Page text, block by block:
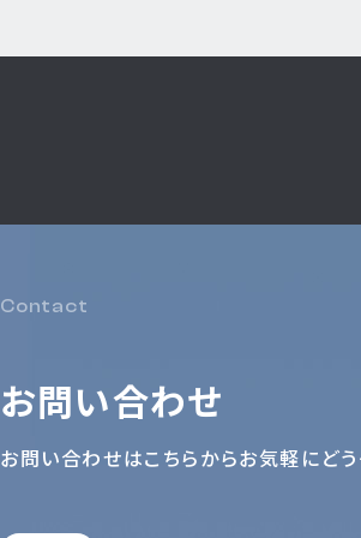
Contact
お問い合わせ
お問い合わせはこちらからお気軽にど